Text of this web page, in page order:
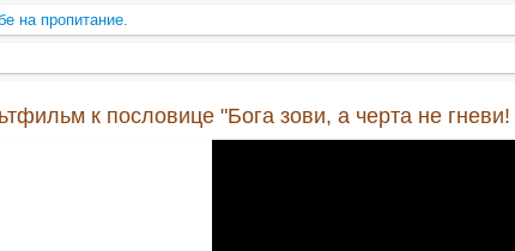
на пропитание.
к пословице "Бога зови, а черта не